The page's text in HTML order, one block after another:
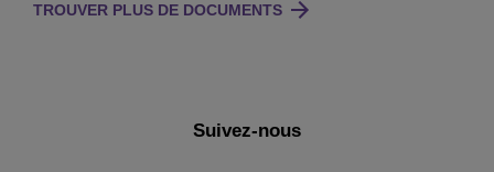
TROUVER PLUS DE DOCUMENTS
Suivez-nous